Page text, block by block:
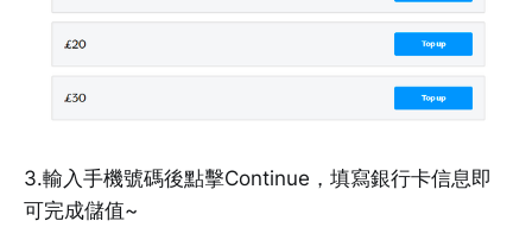
3.輸入手機號碼後點擊Continue，填寫銀行卡信息即
可完成儲值~